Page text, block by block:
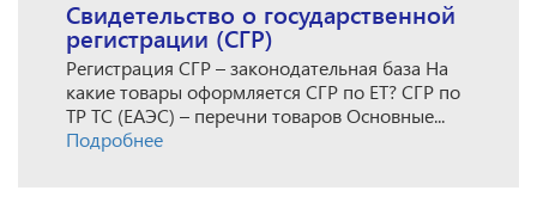
Свидетельство о государственной
регистрации (СГР)
Регистрация СГР – законодательная база На
какие товары оформляется СГР по ЕТ? СГР по
ТР ТС (ЕАЭС) – перечни товаров Основные...
Подробнее